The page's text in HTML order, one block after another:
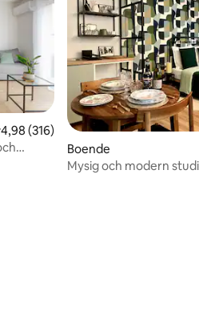
av 5 i genomsnittligt betyg, 316
4,98 (316)
Boende
Mysig och modern